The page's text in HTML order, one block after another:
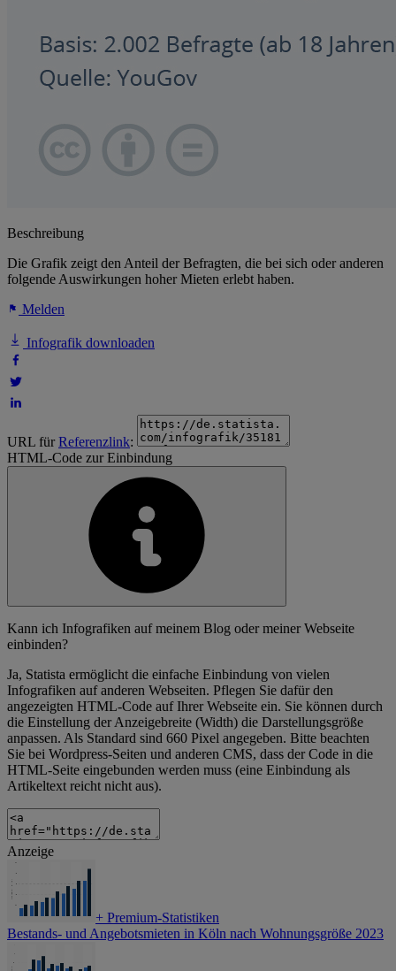
Beschreibung
Die Grafik zeigt den Anteil der Befragten, die bei sich oder anderen
folgende Auswirkungen hoher Mieten erlebt haben.
Melden
Infografik downloaden
URL fürReferenzlink:
HTML-Code zur Einbindung
Kann ich Infografiken auf meinem Blog oder meiner Webseite
einbinden?
Ja, Statista ermöglicht die einfache Einbindung von vielen
Infografiken auf anderen Webseiten. Pflegen Sie dafür den
angezeigten HTML-Code auf Ihrer Webseite ein. Sie können durch
die Einstellung der Anzeigebreite (Width) die Darstellungsgröße
anpassen. Als Standard sind 660 Pixel angegeben. Bitte beachten
Sie bei Wordpress-Seiten und anderen CMS, dass der Code in die
HTML-Seite eingebunden werden muss (eine Einbindung als
Artikeltext reicht nicht aus).
Anzeige
+ Premium-Statistiken
Bestands- und Angebotsmieten in Köln nach Wohnungsgröße 2023